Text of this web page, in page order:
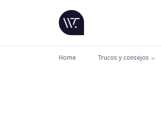
Home Trucos y consejos